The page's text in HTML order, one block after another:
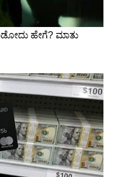
'ರಾಜ'ನನ್ನಾಗಿ ಮಾಡುವ 5